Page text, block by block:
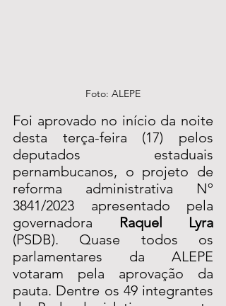
Foto: ALEPE
Foi aprovado no início da noite
desta terça-feira (17) pelos
deputados estaduais
pernambucanos, o projeto de
reforma administrativa Nº
3841/2023 apresentado pela
governadora
Raquel Lyra
(PSDB). Quase todos os
parlamentares da ALEPE
votaram pela aprovação da
pauta. Dentre os 49 integrantes